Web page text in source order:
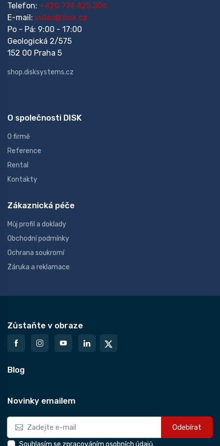
Telefon: +420 774 425 306
E-mail: video@disk.cz
Po - Pá: 9:00 - 17:00
Geologická 2/575
152 00 Praha 5
shop.disksystems.cz
O společnosti DISK
O firmě
Reference
Rental
Kontakty
Zákaznická péče
Můj profil a doklady
Obchodní podmínky
Ochrana soukromí
Záruka a reklamace
Zůstaňte v obraze
Blog
Novinky emailem
Odebírat